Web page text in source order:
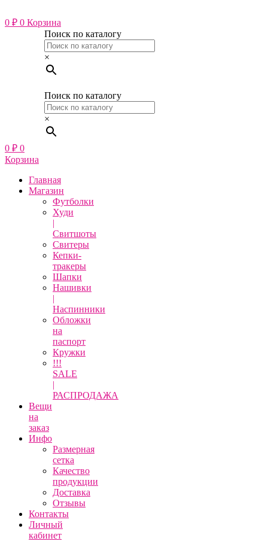
к
содержимому
0 ₽ 0 Корзина
Поиск по каталогу
×
Поиск по каталогу
×
0 ₽ 0
Корзина
Главная
Магазин
Футболки
Худи
|
Свитшоты
Свитеры
Кепки-
тракеры
Шапки
Нашивки
|
Наспинники
Обложки
на
паспорт
Кружки
!!!
SALE
|
РАСПРОДАЖА
Вещи
на
заказ
Инфо
Размерная
сетка
Качество
продукции
Доставка
Отзывы
Контакты
Личный
кабинет